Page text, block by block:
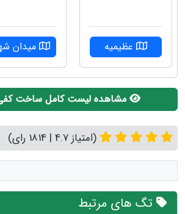
عظیمیه میدان
مشاهده لیست کامل ساخت
(امتیاز 4.7 | 1814 رای)
تگ های مرتبط